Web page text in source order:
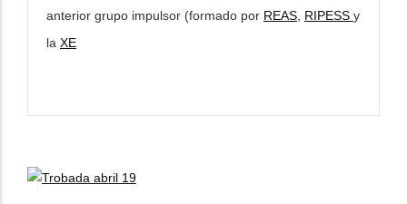
anterior grupo impulsor (formado por REAS RIPESS y
la XE